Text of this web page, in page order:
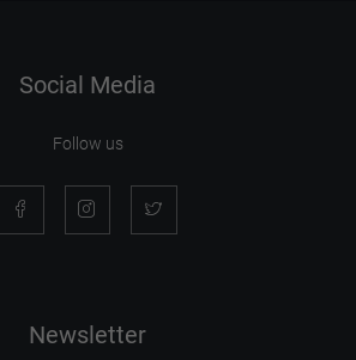
Social Media
Follow us
Newsletter